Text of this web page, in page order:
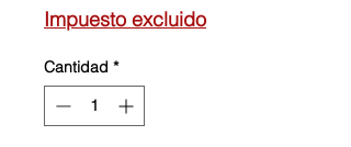
Impuesto excluido
Cantidad *